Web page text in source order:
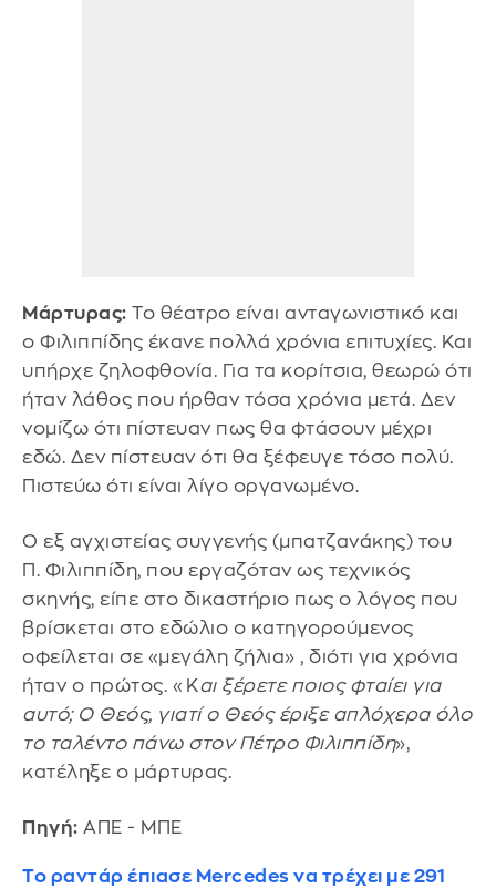
Μάρτυρας: Το θέατρο είναι ανταγωνιστικό και
ο Φιλιππίδης έκανε πολλά χρόνια επιτυχίες. Και
υπήρχε ζηλοφθονία. Για τα κορίτσια, θεωρώ ότι
ήταν λάθος που ήρθαν τόσα χρόνια μετά. Δεν
νομίζω ότι πίστευαν πως θα φτάσουν μέχρι
εδώ. Δεν πίστευαν ότι θα ξέφευγε τόσο πολύ.
Πιστεύω ότι είναι λίγο οργανωμένο.
Ο εξ αγχιστείας συγγενής (μπατζανάκης) του
Π. Φιλιππίδη, που εργαζόταν ως τεχνικός
σκηνής, είπε στο δικαστήριο πως ο λόγος που
βρίσκεται στο εδώλιο ο κατηγορούμενος
οφείλεται σε «μεγάλη ζήλια» , διότι για χρόνια
ήταν ο πρώτος. «Και ξέρετε ποιος φταίει για
αυτό; Ο Θεός, γιατί ο Θεός έριξε απλόχερα όλο
το ταλέντο πάνω στον Πέτρο Φιλιππίδη»,
κατέληξε ο μάρτυρας.
Πηγή: ΑΠΕ - ΜΠΕ
Το ραντάρ έπιασε Mercedes να τρέχει με 291